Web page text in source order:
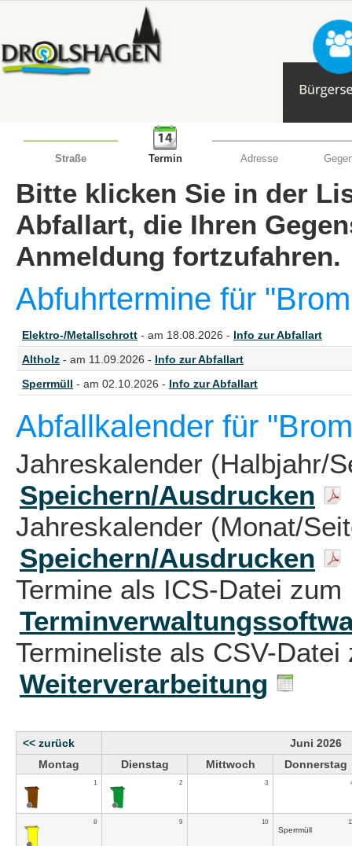
Straße Termin Adresse
Bitte klicken Sie in der
Abfallart, die Ihren
Anmeldung fortzufahren.
Abfuhrtermine für
Elektro-/Metallschrott - am 18.08.2026 - Info zur Abfallart
Altholz - am 11.09.2026 - Info zur Abfallart
Sperrmüll - am 02.10.2026 - Info zur Abfallart
Abfallkalender für
Jahreskalender (Halbjahr/
Speichern/Ausdrucken
Jahreskalender (Monat/
Speichern/Ausdrucken
Termine als ICS-Datei zum
Termineliste als CSV-
Weiterverarbeitung
<< zurück
Juni 2026
Montag
Dienstag Mittwoch Donnerstag
1 2 3
8 9 10
Sperrmüll